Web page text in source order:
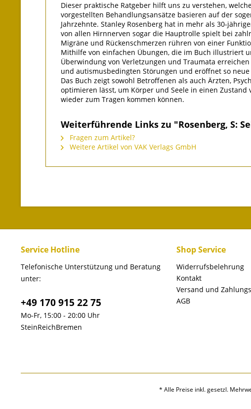
Dieser praktische Ratgeber hilft uns zu verstehen,
vorgestellten Behandlungsansätze basieren auf der
Jahrzehnte. Stanley Rosenberg hat in mehr als 30-
von allen Hirnnerven sogar die Hauptrolle spielt bei
Migräne und Rückenschmerzen rühren von einer
Mithilfe von einfachen Übungen, die im Buch illustriert
Überwindung von Verletzungen und Traumata
und autismusbedingten Störungen und eröffnet so
Das Buch zeigt sowohl Betroffenen als auch Ärzten,
optimieren lässt, um Körper und Seele in einen
wieder zum Tragen kommen können.
Weiterführende Links zu "Rosenberg, S:
Fragen zum Artikel?
Weitere Artikel von VAK Verlags GmbH
Service Hotline
Telefonische Unterstützung und Beratung
unter:
+49 170 915 22 75
Mo-Fr, 15:00 - 20:00 Uhr
SteinReichBremen
Shop Service
Widerrufsbelehrung
Kontakt
Versand und
AGB
* Alle Preise inkl. gesetzl.